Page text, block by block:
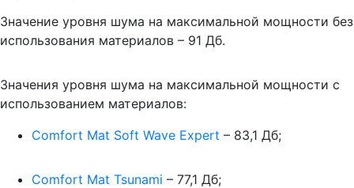
Значение уровня шума на максимальной мощности без
использования материалов – 91 Дб.
Значения уровня шума на максимальной мощности с
использованием материалов:
Comfort Mat Soft Wave Expert – 83,1 Дб;
Comfort Mat Tsunami – 77,1 Дб;